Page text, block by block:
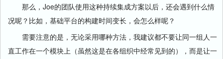
那么，Joe的团队使用这种持续集成方案以后，还会遇到什么情
况呢？比如，基础平台的构建时间变长，会怎么样呢？
需要注意的是，无论采用哪种方法，我建议都不要让同一组人一
直工作在一个模块上（虽然这是在各组织中经常见到的），而是让一